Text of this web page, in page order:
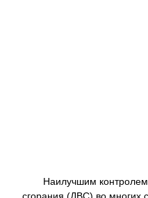
Наилучшим контролем
сгорания (ДВС) во многих